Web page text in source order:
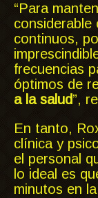
“Para
considerable
continuos,
frecuencias
óptimos de
a la salud”,
En tanto,
clínica y
el personal
lo ideal es
minutos en